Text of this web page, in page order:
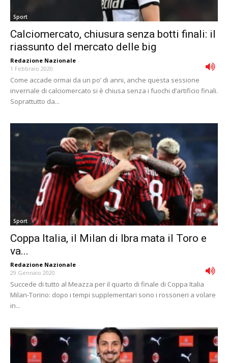
Sport
Calciomercato, chiusura senza botti finali: il
riassunto del mercato delle big
Redazione Nazionale -
1 Febbraio 2020
Come accade ormai da un po’ di anni, anche questa sessione
invernale di calciomercato si è chiusa senza i fuochi d’artificio finali.
Soprattutto da...
Sport
Coppa Italia, il Milan di Ibra mata il Toro e
va...
Redazione Nazionale -
29 Gennaio 2020
Succede di tutto al Meazza per il quarto di finale di Coppa Italia
Milan-Torino: dopo i tempi supplementari sono i rossoneri a volare
in...